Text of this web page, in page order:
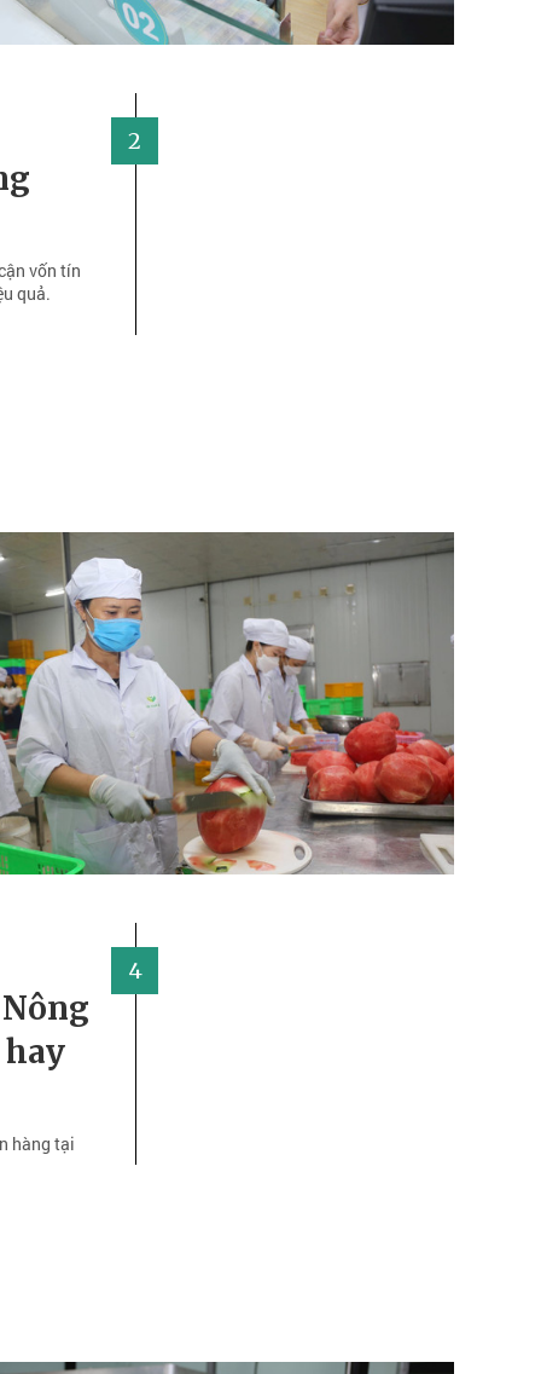
2
vốn tín
quả.
4
hàng tại